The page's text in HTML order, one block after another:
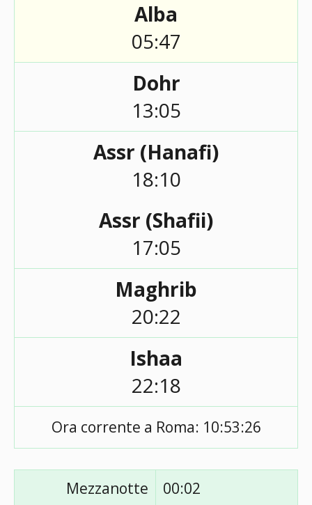
Alba
05:47
Dohr
13:05
Assr (Hanafi)
18:10
Assr (Shafii)
17:05
Maghrib
20:22
Ishaa
22:18
Ora corrente a Roma: 10:53:26
Mezzanotte
00:02